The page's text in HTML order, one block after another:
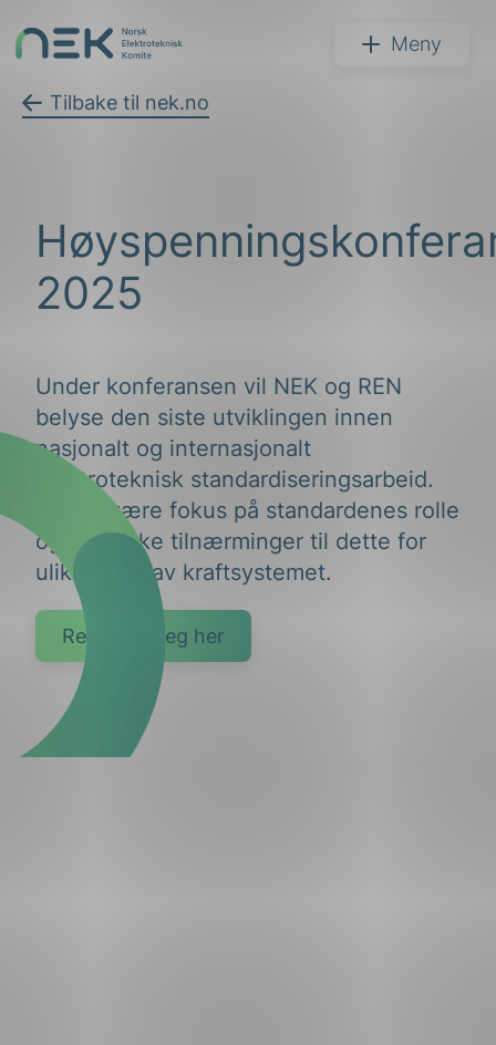
NEK Meny
Tilbake til nek.no
2025
Under konferansen vil NEK og REN
belyse den siste utviklingen innen
nasjonalt og internasjonalt
elektroteknisk standardiseringsarbeid.
Det vil være fokus på standardenes rolle
og praktiske tilnærminger til dette for
ulike deler av kraftsystemet.
Registrer deg her